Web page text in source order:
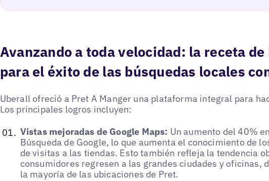
Avanzando a toda velocidad: la receta
para el éxito de las búsquedas locales
Uberall ofreció a Pret A Manger una plataforma integral para
Los principales logros incluyen:
Vistas mejoradas de Google Maps: Un aumento del 40%
Búsqueda de Google, lo que aumenta el conocimiento de
de visitas a las tiendas. Esto también refleja la tendencia
consumidores regresen a las grandes ciudades y oficinas,
la mayoría de las ubicaciones de Pret.